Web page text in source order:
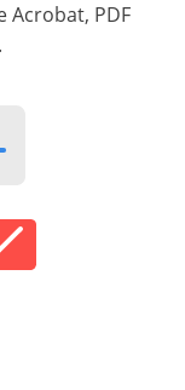
Acrobat, PDF